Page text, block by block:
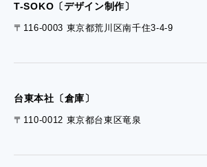
T-SOKO〔デザイン制作〕
〒116-0003 東京都荒川区南千住3-4-9
台東本社〔倉庫〕
〒110-0012 東京都台東区竜泉